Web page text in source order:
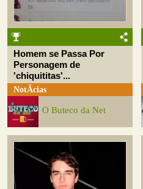
Homem se Passa Por
Personagem de
'chiquititas'...
NotÃ­cias
O Buteco da Net